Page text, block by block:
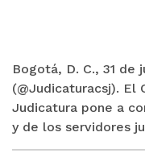
Bogotá, D. C., 31 de
(@Judicaturacsj). El
Judicatura pone a
y de los servidores